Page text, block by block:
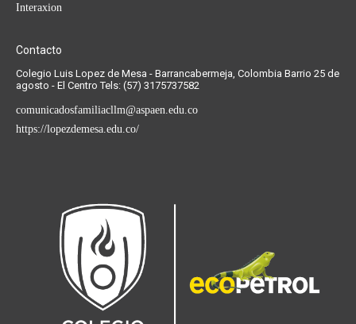
Interaxion
Contacto
Colegio Luis Lopez de Mesa - Barrancabermeja, Colombia Barrio 25 de
agosto - El Centro Tels: (57) 3175737582
comunicadosfamiliacllm@aspaen.edu.co
https://lopezdemesa.edu.co/